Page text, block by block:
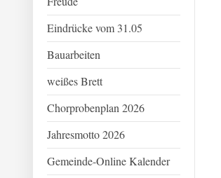
Eindrücke vom 31.05
Bauarbeiten
weißes Brett
Chorprobenplan 2026
Jahresmotto 2026
Gemeinde-Online Kalender